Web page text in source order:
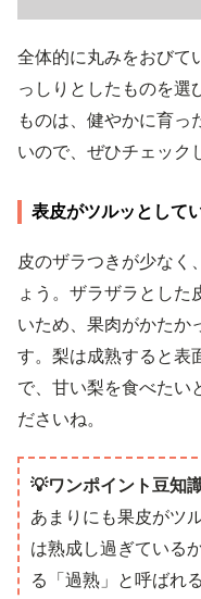
全体的に丸みをおびて
っしりとしたものを選
ものは、健やかに育っ
いので、ぜひチェック
表皮がツルッとして
皮のザラつきが少なく
ょう。ザラザラとした
いため、果肉がかたか
す。梨は成熟すると表
で、甘い梨を食べたい
ださいね。
💡ワンポイント豆知
あまりにも果皮がツ
は熟成し過ぎている
る「過熟」と呼ばれ